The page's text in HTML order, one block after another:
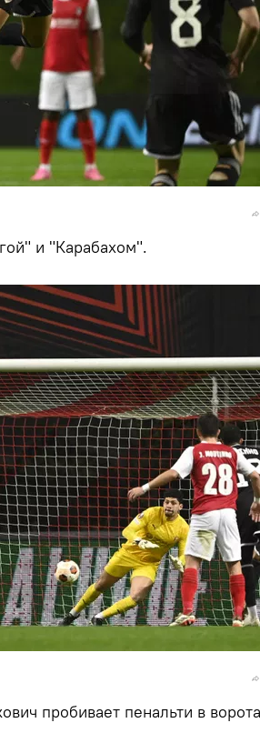
и "Карабахом".
пробивает пенальти в ворота